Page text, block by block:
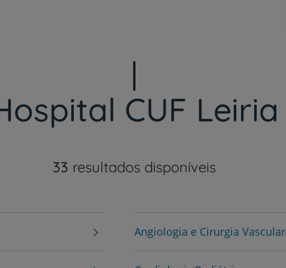
CUF Leiria
33 resultados disponíveis
Angiologia e Cirurgia Vascular